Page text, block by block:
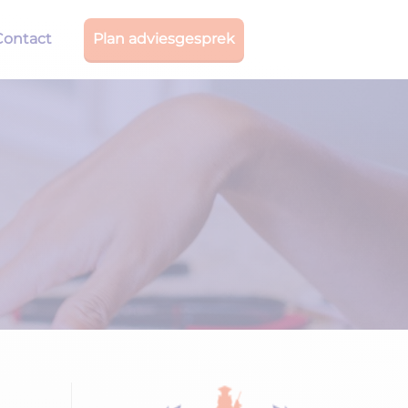
Plan adviesgesprek